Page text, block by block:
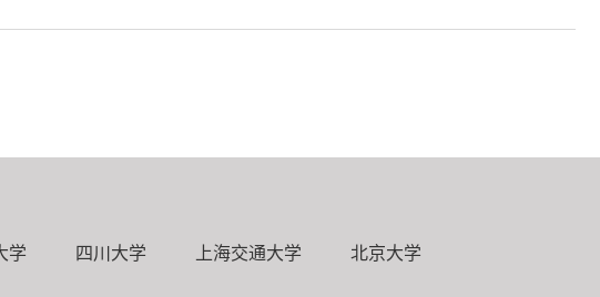
学 四川大学 上海交通大学 北京大学